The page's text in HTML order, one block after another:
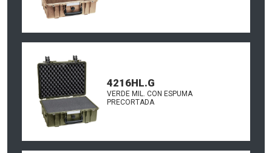
4216HL.G
VERDE MIL. CON ESPUMA
PRECORTADA